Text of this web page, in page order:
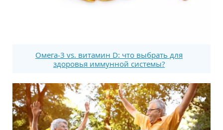
Омега-3 vs. витамин D: что выбрать для
здоровья иммунной системы?